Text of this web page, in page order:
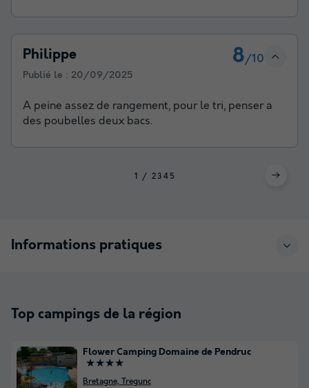
Philippe 8/10
Publié le : 20/09/2025
A peine assez de rangement, pour le tri, penser a
des poubelles deux bacs.
1 2 3 4 5
Informations pratiques
Top campings de la région
Flower Camping Domaine de Pendruc
★★★★
Bretagne, Tregunc